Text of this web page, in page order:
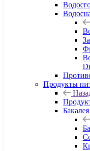
Продукты
Бакалея